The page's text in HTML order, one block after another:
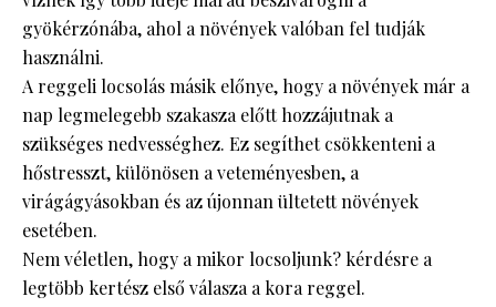
gyökérzónába, ahol a növények valóban fel tudják
használni.
A reggeli locsolás másik előnye, hogy a növények már a
nap legmelegebb szakasza előtt hozzájutnak a
szükséges nedvességhez. Ez segíthet csökkenteni a
hőstresszt, különösen a veteményesben, a
virágágyásokban és az újonnan ültetett növények
esetében.
Nem véletlen, hogy a mikor locsoljunk? kérdésre a
legtöbb kertész első válasza a kora reggel.